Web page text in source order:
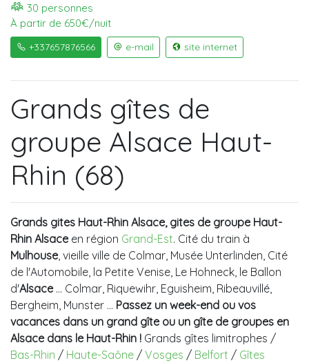
30 personnes
À partir de 650€/nuit
+337657876566 e-mail site internet
Grands gîtes de
groupe Alsace Haut-
Rhin (68)
Grands gites Haut-Rhin Alsace, gites de groupe Haut-
Rhin Alsaceen région Grand-Est. Cité du train à
Mulhouse, vieille ville de Colmar, Musée Unterlinden, Cité
de l'Automobile, la Petite Venise, Le Hohneck, le Ballon
d'Alsace... Colmar, Riquewihr, Eguisheim, Ribeauvillé,
Bergheim, Munster … Passez un week-end ou vos
vacances dans un grand gîte ou un gîte de groupes en
Alsace dans le Haut-Rhin ! Grands gîtes limitrophes /
Bas-Rhin / Haute-Saône / Vosges / Belfort / Gîtes